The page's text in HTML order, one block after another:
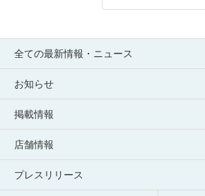
包丁研ぎ
店舗を探す
オンライン修理見積もりサービス（配送修
よくあるご質問
全ての最新情報・ニュース
お知らせ
掲載情報
店舗情報
プレスリリース